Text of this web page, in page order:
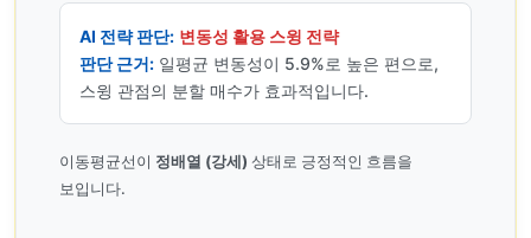
AI 전략 판단: 변동성 활용 스윙 전략
판단 근거: 일평균 변동성이 5.9%로 높은 편으로,
스윙 관점의 분할 매수가 효과적입니다.
이동평균선이 정배열 (강세) 상태로 긍정적인 흐름을
보입니다.